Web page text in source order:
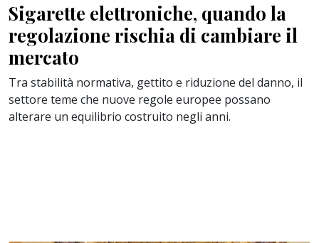
Sigarette elettroniche, quando la
regolazione rischia di cambiare il
mercato
Tra stabilità normativa, gettito e riduzione del danno, il
settore teme che nuove regole europee possano
alterare un equilibrio costruito negli anni.